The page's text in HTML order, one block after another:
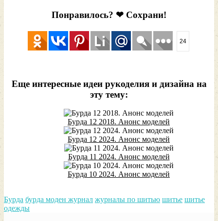
Понравилось? ❤ Сохрани!
24
Еще интересные идеи рукоделия и дизайна на
эту тему:
Бурда 12 2018. Анонс моделей
Бурда 12 2024. Анонс моделей
Бурда 11 2024. Анонс моделей
Бурда 10 2024. Анонс моделей
Бурда бурда моден журнал журналы по шитью шитье шитье
одежды